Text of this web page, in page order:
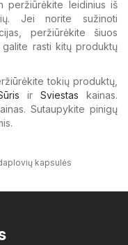
peržiūrėkite leidinius iš
Jei norite sužinoti
peržiūrėkite šiuos
galite rasti kitų produktų
tokių produktų,
irSviestas kainas.
Sutaupykite pinigų
kapsulės